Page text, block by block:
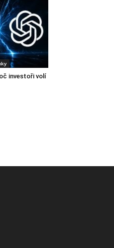
investoři volí